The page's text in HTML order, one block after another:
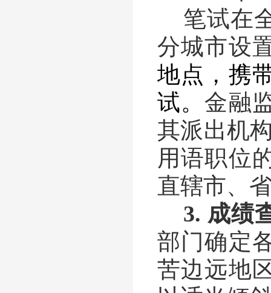
笔试在
分城市设
地点， 携
试。 金融
其派出机
用语职位
直辖市、
3. 成绩
部门确定
苦边远地